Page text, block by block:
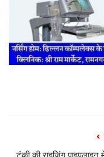
टंकी की राइजिंग पाइपलाइन